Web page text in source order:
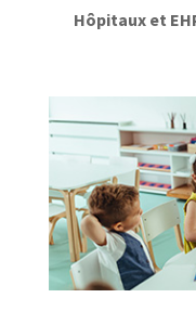
Hôpitaux et